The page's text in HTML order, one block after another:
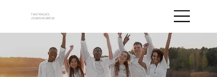
TANTRA DES
JOURS HEUREUX